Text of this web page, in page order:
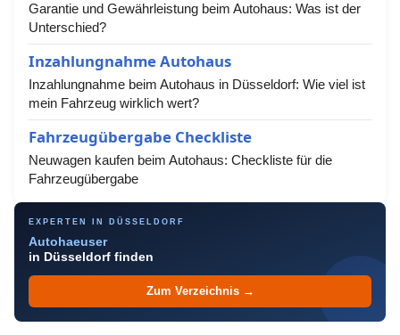
Garantie und Gewährleistung beim Autohaus: Was ist der
Unterschied?
Inzahlungnahme Autohaus
Inzahlungnahme beim Autohaus in Düsseldorf: Wie viel ist
mein Fahrzeug wirklich wert?
Fahrzeugübergabe Checkliste
Neuwagen kaufen beim Autohaus: Checkliste für die
Fahrzeugübergabe
EXPERTEN IN DÜSSELDORF
Autohaeuser
in Düsseldorf finden
Zum Verzeichnis →